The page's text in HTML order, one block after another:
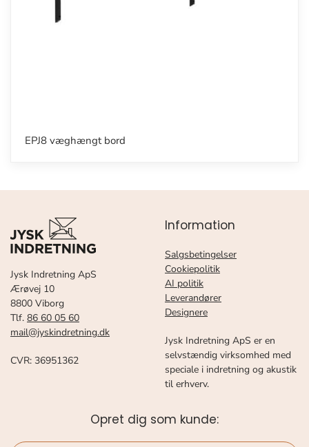
EPJ8 væghængt bord
Jysk Indretning ApS
Ærøvej 10
8800 Viborg
Tlf. 86 60 05 60
mail@jyskindretning.dk
CVR: 36951362
Information
Salgsbetingelser
Cookiepolitik
AI politik
Leverandører
Designere
Jysk Indretning ApS er en
selvstændig virksomhed med
speciale i indretning og akustik
til erhverv.
Opret dig som kunde: